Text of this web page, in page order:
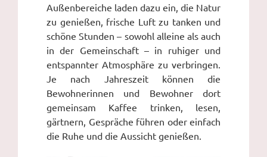
Außenbereiche laden dazu ein, die Natur
zu genießen, frische Luft zu tanken und
schöne Stunden – sowohl alleine als auch
in der Gemeinschaft – in ruhiger und
entspannter Atmosphäre zu verbringen.
Je nach Jahreszeit können die
Bewohnerinnen und Bewohner dort
gemeinsam Kaffee trinken, lesen,
gärtnern, Gespräche führen oder einfach
die Ruhe und die Aussicht genießen.